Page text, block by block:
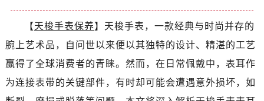
【天梭手表保养】天梭手表，一款经典与时尚并存的
腕上艺术品，自问世以来便以其独特的设计、精湛的工艺
赢得了全球消费者的青睐。然而，在日常佩戴中，表耳作
为连接表带的关键部件，有时却可能会遭遇意外损坏，如